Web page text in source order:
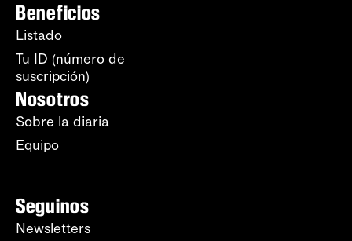
Beneficios
Listado
Tu ID (número de
suscripción)
Nosotros
Sobre la diaria
Equipo
Seguinos
Newsletters